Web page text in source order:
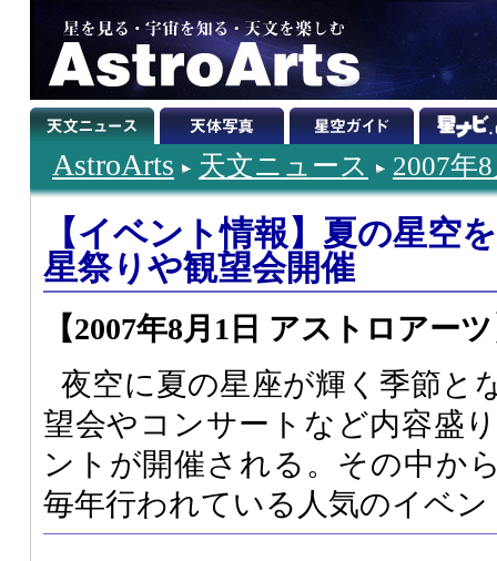
AstroArts 天文ニュース 2007年
【イベント情報】夏の星空
星祭りや観望会開催
【2007年8月1日 アストロアー
夜空に夏の星座が輝く季節と
望会やコンサートなど内容盛
ントが開催される。その中か
毎年行われている人気のイベ